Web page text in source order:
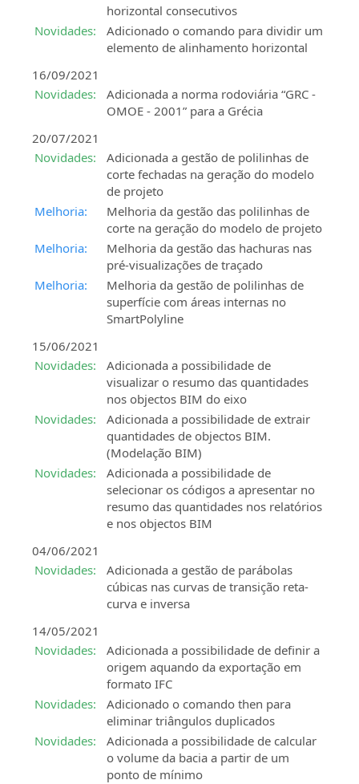
horizontal consecutivos
Novidades:
Adicionado o comando para dividir um
elemento de alinhamento horizontal
16/09/2021
Novidades:
Adicionada a norma rodoviária “GRC -
OMOE - 2001” para a Grécia
20/07/2021
Novidades:
Adicionada a gestão de polilinhas de
corte fechadas na geração do modelo
de projeto
Melhoria:
Melhoria da gestão das polilinhas de
corte na geração do modelo de projeto
Melhoria:
Melhoria da gestão das hachuras nas
pré-visualizações de traçado
Melhoria:
Melhoria da gestão de polilinhas de
superfície com áreas internas no
SmartPolyline
15/06/2021
Novidades:
Adicionada a possibilidade de
visualizar o resumo das quantidades
nos objectos BIM do eixo
Novidades:
Adicionada a possibilidade de extrair
quantidades de objectos BIM.
(Modelação BIM)
Novidades:
Adicionada a possibilidade de
selecionar os códigos a apresentar no
resumo das quantidades nos relatórios
e nos objectos BIM
04/06/2021
Novidades:
Adicionada a gestão de parábolas
cúbicas nas curvas de transição reta-
curva e inversa
14/05/2021
Novidades:
Adicionada a possibilidade de definir a
origem aquando da exportação em
formato IFC
Novidades:
Adicionado o comando then para
eliminar triângulos duplicados
Novidades:
Adicionada a possibilidade de calcular
o volume da bacia a partir de um
ponto de mínimo